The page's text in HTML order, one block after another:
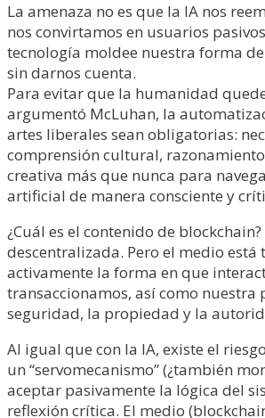
La amenaza no es que la IA nos
nos convirtamos en usuarios
tecnología moldee nuestra forma
sin darnos cuenta.
Para evitar que la humanidad
argumentó McLuhan, la
artes liberales sean obligatorias:
comprensión cultural,
creativa más que nunca para
artificial de manera consciente y
¿Cuál es el contenido de blockchain?
descentralizada. Pero el medio
activamente la forma en que
transaccionamos, así como nuestra
seguridad, la propiedad y la
Al igual que con la IA, existe el
un “servomecanismo” (¿también
aceptar pasivamente la lógica del
reflexión crítica. El medio